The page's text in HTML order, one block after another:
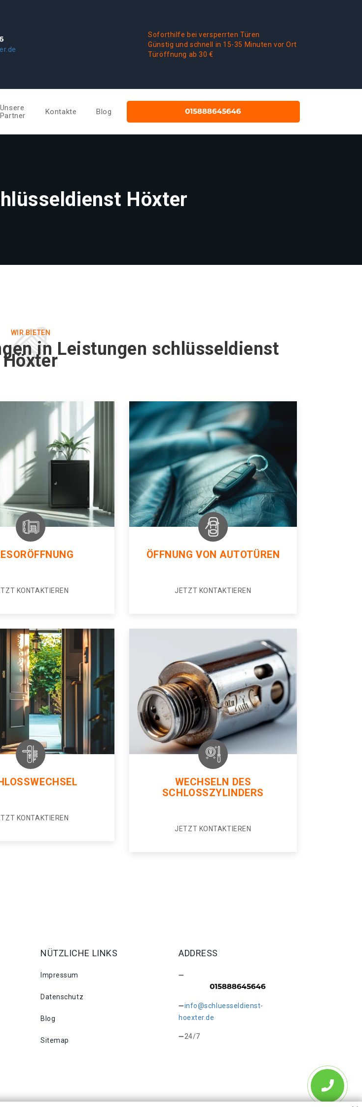
Soforthilfe bei versperrten Türen
Günstig und schnell in 15-35 Minuten vor Ort
Türöffnung ab 30 €
Unsere
Partner
Kontakte Blog
Höxter
WIR BIETEN
in Leistungen schlüsseldienst
Höxter
KONTAKTIEREN
ÖFFNUNG VON AUTOTÜREN
JETZT KONTAKTIEREN
KONTAKTIEREN
WECHSELN DES
SCHLOSSZYLINDERS
JETZT KONTAKTIEREN
NÜTZLICHE LINKS
Impressum
Datenschutz
Blog
Sitemap
ADDRESS
info@schluesseldienst-
hoexter.de
24/7